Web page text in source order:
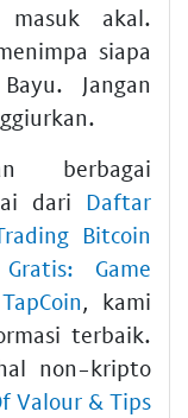
akal.
siapa
Jangan
berbagai
dari Daftar
Bitcoin
Game
, kami
terbaik.
non-kripto
Valour & Tips